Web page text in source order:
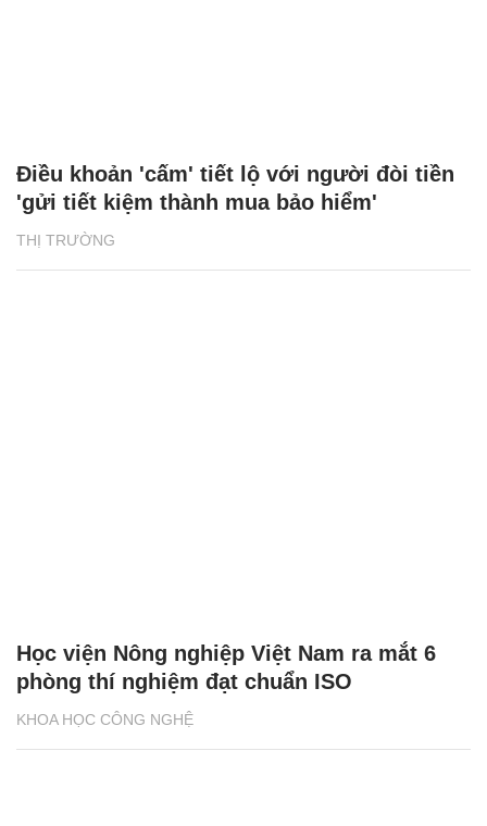
THỊ TRƯỜNG
Điều khoản 'cấm' tiết lộ với người đòi tiền
'gửi tiết kiệm thành mua bảo hiểm'
KHOA HỌC CÔNG NGHỆ
Học viện Nông nghiệp Việt Nam ra mắt 6
phòng thí nghiệm đạt chuẩn ISO